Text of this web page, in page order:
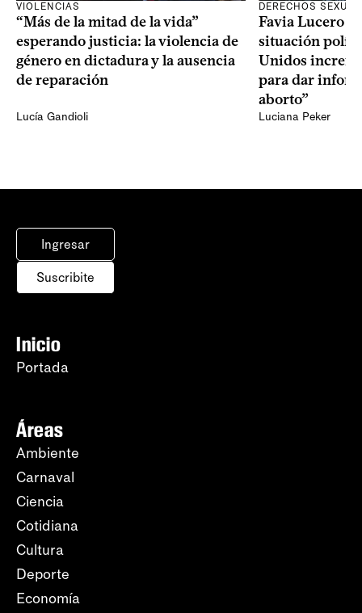
VIOLENCIAS
“Más de la mitad de la vida”
esperando justicia: la violencia de
género en dictadura y la ausencia
de reparación
Lucía Gandioli
DERECHOS
Favia Lucero
situación
Unidos
para dar
aborto”
Luciana Peker
Ingresar
Suscribite
Inicio
Portada
Áreas
Ambiente
Carnaval
Ciencia
Cotidiana
Cultura
Deporte
Economía